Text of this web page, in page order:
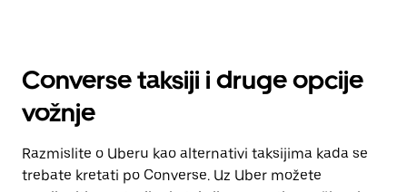
Converse taksiji i druge opcije
vožnje
Razmislite o Uberu kao alternativi taksijima kada se
trebate kretati po Converse. Uz Uber možete